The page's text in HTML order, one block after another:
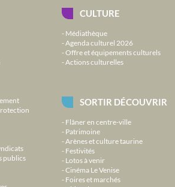
publics
CULTURE
Médiathèque
Agenda culturel 2026
Offre et équipements culturels
Actions culturelles
SORTIR DÉCOUVRIR
Flâner en centre-ville
Patrimoine
Arènes et culture taurine
Festivités
Lotos à venir
Cinéma Le Venise
Foires et marchés